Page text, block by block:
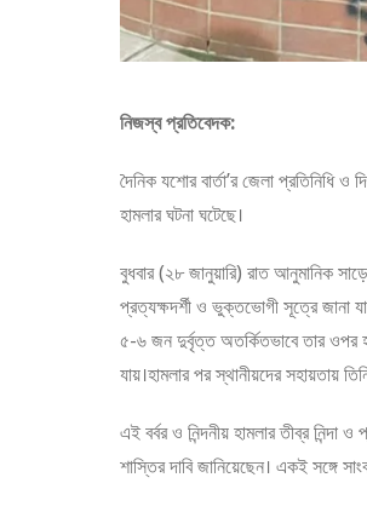
নিজস্ব প্রতিবেদক:
দৈনিক যশোর বার্তা’র জেলা প্রতিনিধি ও
হামলার ঘটনা ঘটেছে।
বুধবার (২৮ জানুয়ারি) রাত আনুমানিক
প্রত্যক্ষদর্শী ও ভুক্তভোগী সূত্রে জানা
৫-৬ জন দুর্বৃত্ত অতর্কিতভাবে তার ওপর
যায়।হামলার পর স্থানীয়দের সহায়তায়
এই বর্বর ও নিন্দনীয় হামলার তীব্র
শাস্তির দাবি জানিয়েছেন। একই সঙ্গে